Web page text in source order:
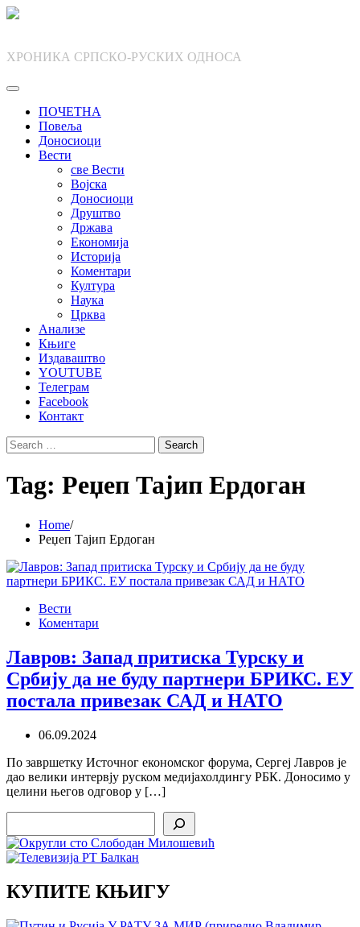
Skip
ХРОНИКА СРПСКО-РУСКИХ ОДНОСА
ПОЧЕТНА
Повеља
Доносиоци
Вести
све Вести
Војска
Доносиоци
Друштво
Држава
Економија
Историја
Коментари
Култура
Наука
Црква
Анализе
Књиге
Издаваштво
YOUTUBE
Телеграм
Facebook
Контакт
Search
for:
Tag: Реџеп Тајип Ердоган
Home
Реџеп Тајип Ердоган
Вести
Коментари
Лавров: Запад притиска Турску и
Србију да не буду партнери БРИКС. ЕУ
постала привезак САД и НАТО
06.09.2024
По завршетку Источног економског форума, Сергеј Лавров је
дао велики интервју руском медијахолдингу РБК. Доносимо у
целини његов одговор у […]
КУПИТЕ КЊИГУ